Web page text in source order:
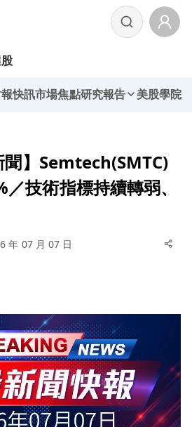
快訊市場焦點研究報告 美股學院
聞】Semtech(SMTC)
技術指標持續轉弱、
年 07 月 07 日